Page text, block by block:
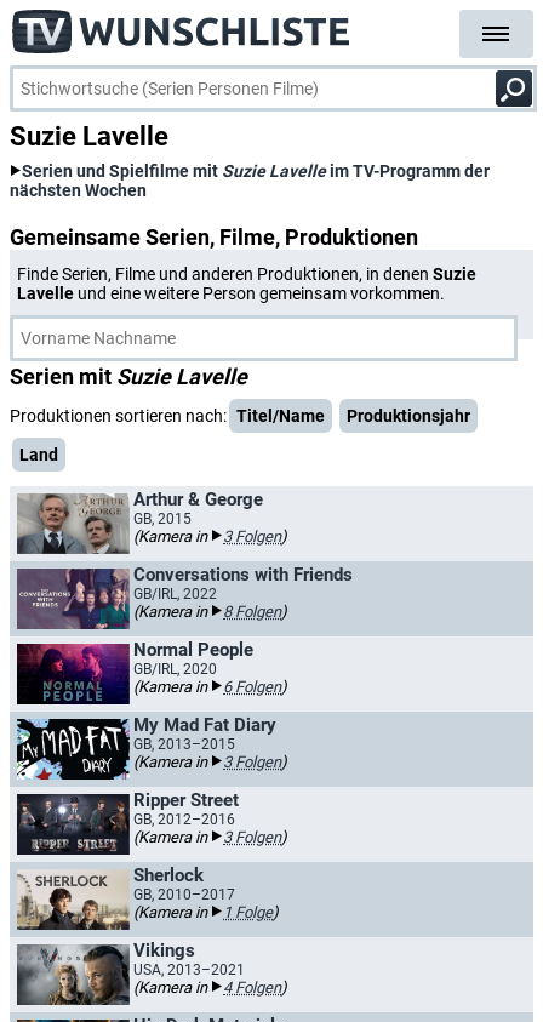
Suzie Lavelle
Serien und Spielfilme mit Suzie Lavelleim TV-Programm der
nächsten Wochen
Gemeinsame Serien, Filme, Produktionen
Finde Serien, Filme und anderen Produktionen, in denen Suzie
Lavelle und eine weitere Person gemeinsam vorkommen.
Serien mit Suzie Lavelle
Produktionen sortieren nach: Titel/Name
Produktionsjahr
Land
Arthur & George
GB, 2015
(Kamera in 3 Folgen)
Conversations with Friends
GB/IRL, 2022
(Kamera in 8 Folgen)
Normal People
GB/IRL, 2020
(Kamera in 6 Folgen)
My Mad Fat Diary
GB, 2013–2015
(Kamera in 3 Folgen)
Ripper Street
GB, 2012–2016
(Kamera in 3 Folgen)
Sherlock
GB, 2010–2017
(Kamera in 1 Folge)
Vikings
USA, 2013–2021
(Kamera in 4 Folgen)